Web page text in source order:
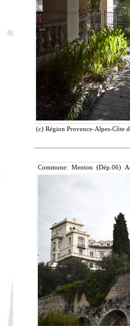
(c) Région Provence-Alpes-Côte
Commune: Menton (Dép.06)